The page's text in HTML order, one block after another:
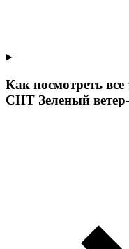
Как посмотреть
СНТ Зеленый